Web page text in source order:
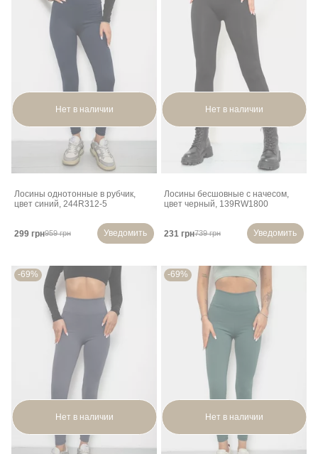
Нет в наличии
Лосины однотонные в рубчик,
цвет синий, 244R312-5
299 грн959 грн Уведомить
Нет в наличии
Лосины бесшовные с начесом,
цвет черный, 139RW1800
231 грн739 грн Уведомить
-69%
Нет в наличии
-69%
Нет в наличии